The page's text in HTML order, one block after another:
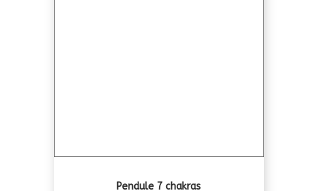
Pendule 7 chakras